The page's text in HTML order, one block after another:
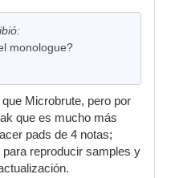
monologue?
Microbrute, pero por
que es mucho más
pads de 4 notas;
reproducir samples y